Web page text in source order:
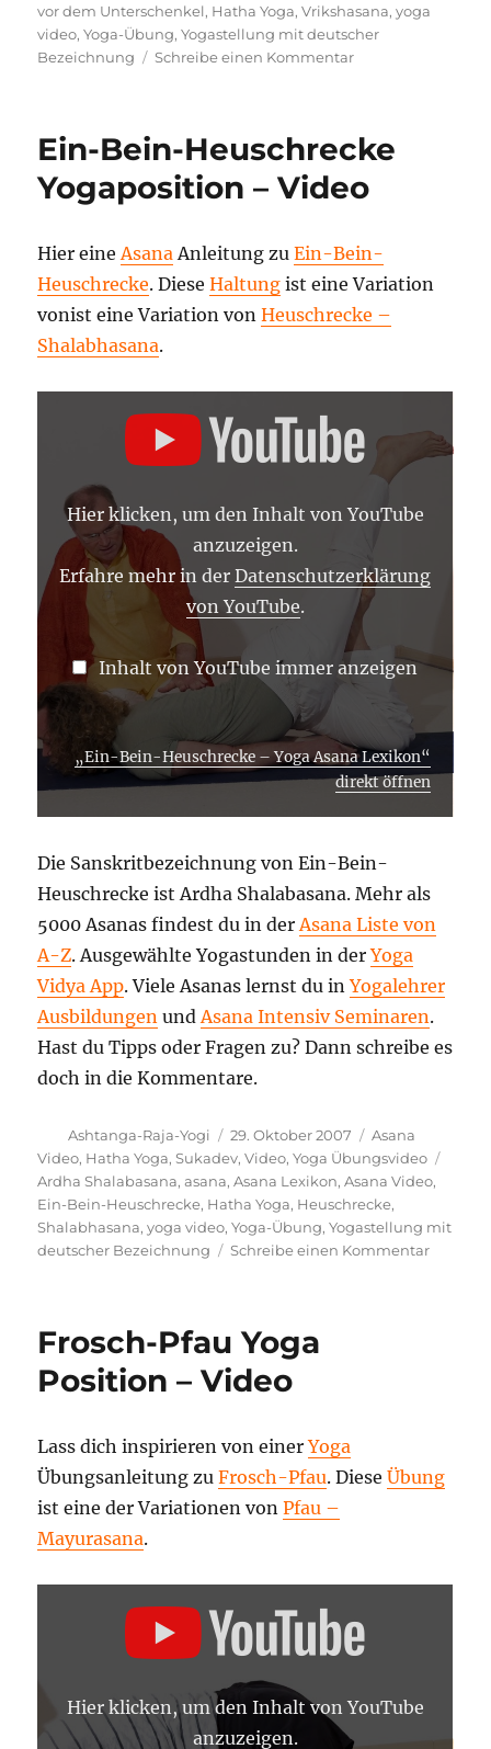
vor dem Unterschenkel, Hatha Yoga,Vrikshasana,yoga
video,Yoga-Übung,Yogastellung mit deutscher
Bezeichnung
Schreibe einen Kommentarzu
vor
Unterschenkel
und
Wirkung
Ein-Bein-Heuschrecke
Yogaposition – Video
Hier eine Asana Anleitung zuEin-Bein-
Heuschrecke. DieseHaltung ist eine Variation
vonist eine Variation vonHeuschrecke –
Shalabhasana.
„EIN-
HEUSCHRECKE
ASANA
LEXIKON“
VON
YOUTUBE
ANZEIGEN
Hier klicken, um den Inhalt von YouTube
anzuzeigen.
Erfahre mehr in derDatenschutzerklärung
von YouTube.
Inhalt von YouTube immer anzeigen
„Ein-Bein-Heuschrecke – Yoga Asana Lexikon“
direkt öffnen
Die Sanskritbezeichnung von Ein-Bein-
Heuschrecke ist Ardha Shalabasana. Mehr als
5000 Asanas findest du in der Asana Liste von
A-Z. Ausgewählte Yogastunden in derYoga
Vidya App. Viele Asanas lernst du inYogalehrer
Ausbildungen und Asana Intensiv Seminaren.
Hast du Tipps oder Fragen zu? Dann schreibe es
doch in die Kommentare.
Autor
Ashtanga-Raja-Yogi
Veröffentlicht
am
29. Oktober 2007 Kategorien
Asana
Video, Hatha Yoga,Sukadev,Video,Yoga Übungsvideo
Ardha Shalabasana,asana,Asana Lexikon,Asana Video,
Ein-Bein-Heuschrecke, Hatha Yoga, Heuschrecke,
Shalabhasana,yoga video,Yoga-Übung,Yogastellung mit
deutscher Bezeichnung
Schreibe einen Kommentarzu
Frosch-Pfau Yoga
Position – Video
Lass dich inspirieren von einerYoga
Übungsanleitung zuFrosch-Pfau. DieseÜbung
ist eine der Variationen vonPfau –
Mayurasana.
„FROSCH-
VON
YOUTUBE
ANZEIGEN
Hier klicken, um den Inhalt von YouTube
anzuzeigen.